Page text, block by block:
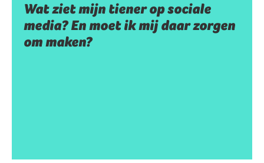
Wat ziet mijn tiener op sociale
media? En moet ik mij daar zorgen
om maken?